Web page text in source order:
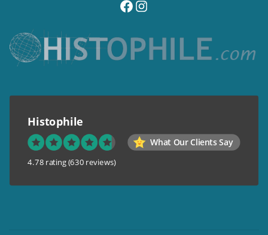
visitez notre page facebook
suivez notre compte instagram
Histophile
What Our Clients Say
4.78 rating (630 reviews)